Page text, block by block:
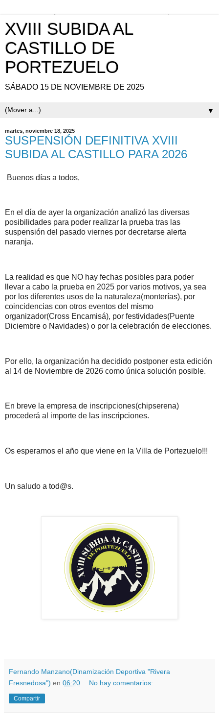
XVIII SUBIDA AL
CASTILLO DE
PORTEZUELO
SÁBADO 15 DE NOVIEMBRE DE 2025
▼
martes, noviembre 18, 2025
SUSPENSIÓN DEFINITIVA XVIII
SUBIDA AL CASTILLO PARA 2026
Buenos días a todos,
En el día de ayer la organización analizó las diversas
posibilidades para poder realizar la prueba tras las
suspensión del pasado viernes por decretarse alerta
naranja.
La realidad es que NO hay fechas posibles para poder
llevar a cabo la prueba en 2025 por varios motivos, ya sea
por los diferentes usos de la naturaleza(monterías), por
coincidencias con otros eventos del mismo
organizador(Cross Encamisá), por festividades(Puente
Diciembre o Navidades) o por la celebración de elecciones.
Por ello, la organización ha decidido postponer esta edición
al 14 de Noviembre de 2026 como única solución posible.
En breve la empresa de inscripciones(chipserena)
procederá al importe de las inscripciones.
Os esperamos el año que viene en la Villa de Portezuelo!!!
Un saludo a tod@s.
Fernando Manzano(Dinamización Deportiva "Rivera
Fresnedosa") en 06:20 No hay comentarios:
Compartir